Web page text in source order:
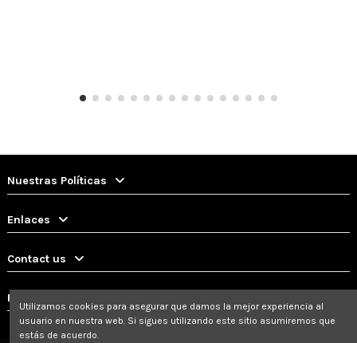
Nuestras Políticas
Enlaces
Contact us
Follow us
Utilizamos cookies para asegurar que damos la mejor experiencia al
usuario en nuestra web. Si sigues utilizando este sitio asumiremos que
estás de acuerdo.